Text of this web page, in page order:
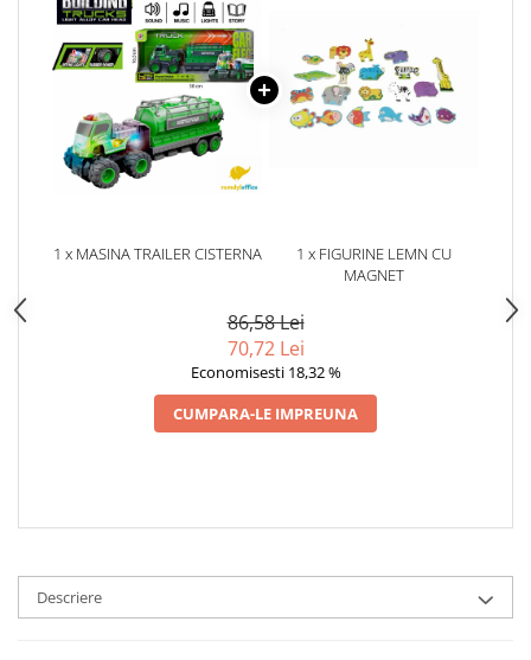
1 x MASINA TRAILER CISTERNA
1 x FIGURINE LEMN CU
MAGNET
86,58 Lei
70,72 Lei
Economisesti 18,32 %
CUMPARA-LE IMPREUNA
Descriere